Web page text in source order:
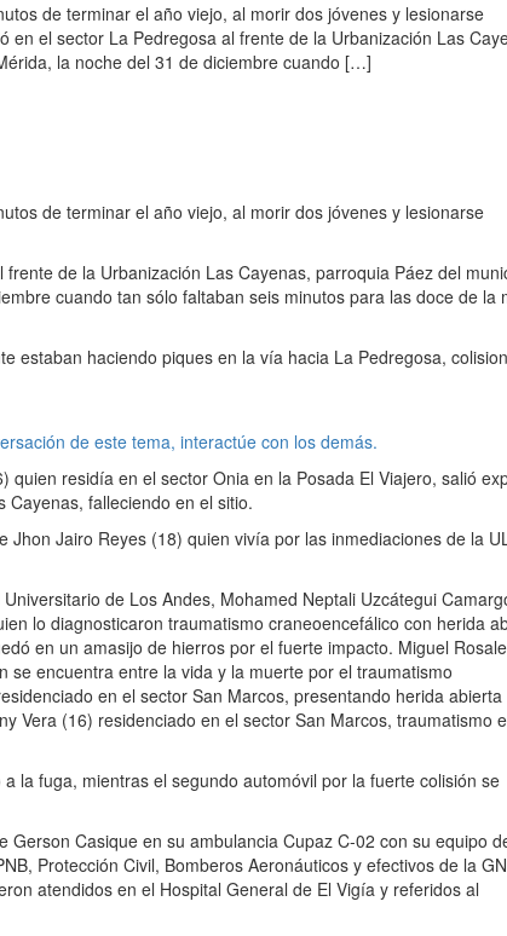
de terminar el año viejo, al morir dos jóvenes y lesionarse
el sector La Pedregosa al frente de la Urbanización Las
la noche del 31 de diciembre cuando […]
de terminar el año viejo, al morir dos jóvenes y lesionarse
de la Urbanización Las Cayenas, parroquia Páez del
cuando tan sólo faltaban seis minutos para las doce de la
estaban haciendo piques en la vía hacia La Pedregosa,
de este tema, interactúe con los demás.
residía en el sector Onia en la Posada El Viajero, salió
falleciendo en el sitio.
Jairo Reyes (18) quien vivía por las inmediaciones de la
de Los Andes, Mohamed Neptali Uzcátegui
lo diagnosticaron traumatismo craneoencefálico con herida
en un amasijo de hierros por el fuerte impacto. Miguel
encuentra entre la vida y la muerte por el traumatismo
en el sector San Marcos, presentando herida abierta
Vera (16) residenciado en el sector San Marcos, traumatismo
la fuga, mientras el segundo automóvil por la fuerte colisión se
Gerson Casique en su ambulancia Cupaz C-02 con su equipo
Protección Civil, Bomberos Aeronáuticos y efectivos de la
atendidos en el Hospital General de El Vigía y referidos al